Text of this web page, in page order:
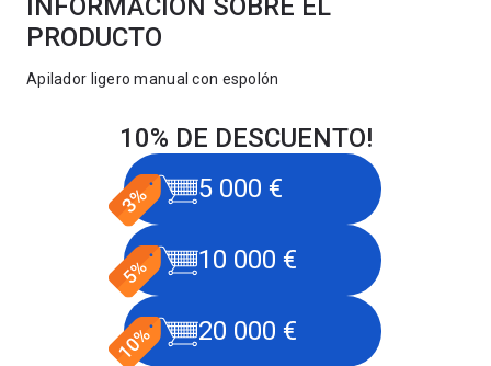
INFORMACIÓN SOBRE EL
PRODUCTO
Apilador ligero manual con espolón
10% DE DESCUENTO!
5 000 €
10 000 €
20 000 €